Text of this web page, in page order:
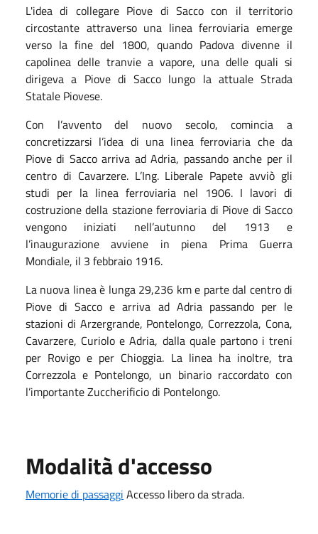
L'idea di collegare Piove di Sacco con il territorio
circostante attraverso una linea ferroviaria emerge
verso la fine del 1800, quando Padova divenne il
capolinea delle tranvie a vapore, una delle quali si
dirigeva a Piove di Sacco lungo la attuale Strada
Statale Piovese.
Con l’avvento del nuovo secolo, comincia a
concretizzarsi l’idea di una linea ferroviaria che da
Piove di Sacco arriva ad Adria, passando anche per il
centro di Cavarzere. L’Ing. Liberale Papete avviò gli
studi per la linea ferroviaria nel 1906. I lavori di
costruzione della stazione ferroviaria di Piove di Sacco
vengono iniziati nell’autunno del 1913 e
l’inaugurazione avviene in piena Prima Guerra
Mondiale, il 3 febbraio 1916.
La nuova linea è lunga 29,236 km e parte dal centro di
Piove di Sacco e arriva ad Adria passando per le
stazioni di Arzergrande, Pontelongo, Correzzola, Cona,
Cavarzere, Curiolo e Adria, dalla quale partono i treni
per Rovigo e per Chioggia. La linea ha inoltre, tra
Correzzola e Pontelongo, un binario raccordato con
l’importante Zuccherificio di Pontelongo.
Modalità d'accesso
Memorie di passaggi Accesso libero da strada.